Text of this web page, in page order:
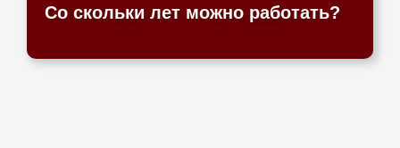
Со скольки лет можно работать?